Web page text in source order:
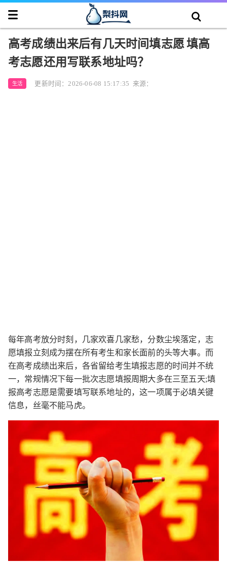
高考成绩出来后有几天时间填志愿 填高
考志愿还用写联系地址吗？
生活 更新时间：2026-06-08 15:17:35 来源：
每年高考放分时刻，几家欢喜几家愁，分数尘埃落定，志
愿填报立刻成为摆在所有考生和家长面前的头等大事。而
在高考成绩出来后，各省留给考生填报志愿的时间并不统
一，常规情况下每一批次志愿填报周期大多在三至五天;填
报高考志愿是需要填写联系地址的，这一项属于必填关键
信息，丝毫不能马虎。